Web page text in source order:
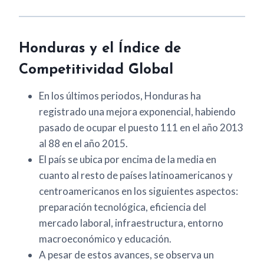
Honduras y el Índice de
Competitividad Global
En los últimos periodos, Honduras ha
registrado una mejora exponencial, habiendo
pasado de ocupar el puesto 111 en el año 2013
al 88 en el año 2015.
El país se ubica por encima de la media en
cuanto al resto de países latinoamericanos y
centroamericanos en los siguientes aspectos:
preparación tecnológica, eficiencia del
mercado laboral, infraestructura, entorno
macroeconómico y educación.
A pesar de estos avances, se observa un